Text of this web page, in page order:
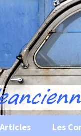
historiques …
Les